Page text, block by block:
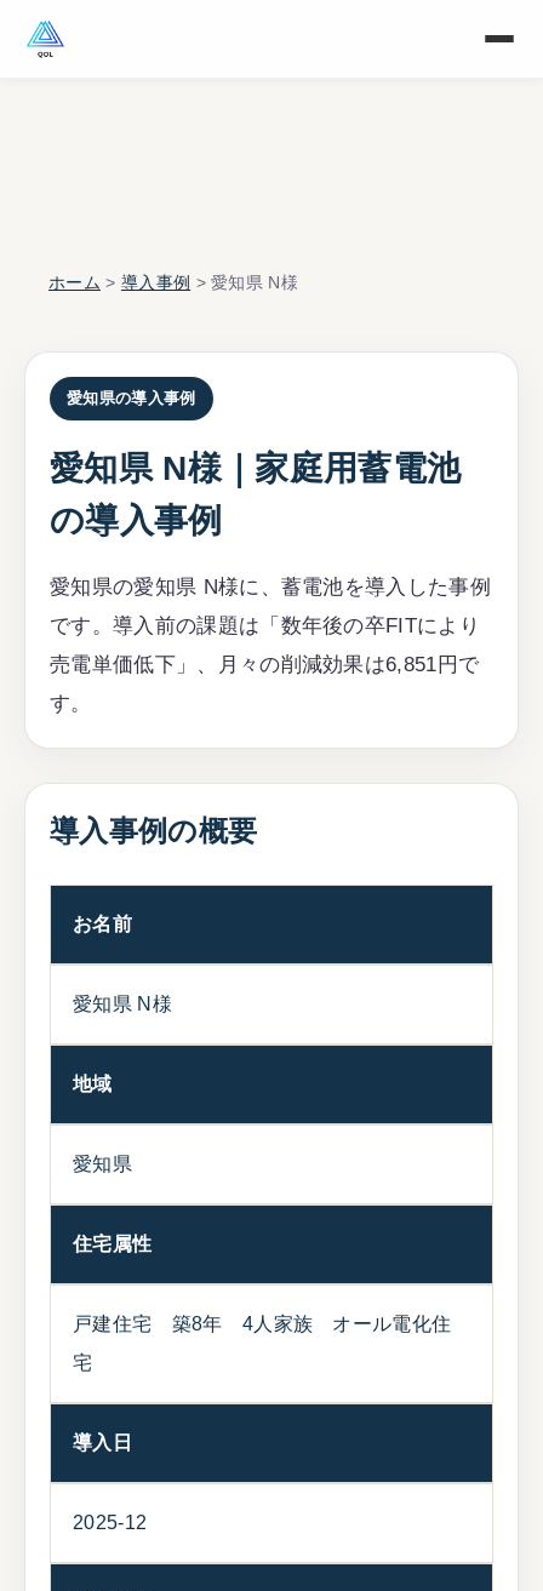
ホーム > 導入事例 > 愛知県 N様
愛知県の導入事例
愛知県 N様｜家庭用蓄電池
の導入事例
愛知県の愛知県 N様に、蓄電池を導入した事例
です。導入前の課題は「数年後の卒FITにより
売電単価低下」、月々の削減効果は6,851円で
す。
導入事例の概要
お名前
愛知県 N様
地域
愛知県
住宅属性
戸建住宅 築8年 4人家族 オール電化住
宅
導入日
2025-12